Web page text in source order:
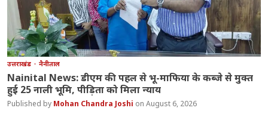
उत्तराखंड नैनीताल
Nainital News: डीएम की पहल से भू-माफिया के कब्जे से मुक्त
हुई 25 नाली भूमि, पीड़िता को मिला न्याय
Mohan Chandra Joshi August 6, 2026